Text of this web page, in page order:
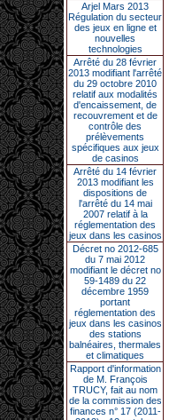
Arjel Mars 2013
Régulation du secteur
des jeux en ligne et
nouvelles
technologies
Arrêté du 28 février
2013 modifiant l'arrêté
du 29 octobre 2010
relatif aux modalités
d'encaissement, de
recouvrement et de
contrôle des
prélèvements
spécifiques aux jeux
de casinos
Arrêté du 14 février
2013 modifiant les
dispositions de
l'arrêté du 14 mai
2007 relatif à la
réglementation des
jeux dans les casinos
Décret no 2012-685
du 7 mai 2012
modifiant le décret no
59-1489 du 22
décembre 1959
portant
réglementation des
jeux dans les casinos
des stations
balnéaires, thermales
et climatiques
Rapport d'information
de M. François
TRUCY, fait au nom
de la commission des
finances n° 17 (2011-